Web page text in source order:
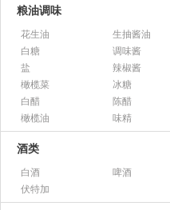
粮油调味
花生油
生抽酱油
白糖
调味酱
盐
辣椒酱
橄榄菜
冰糖
白醋
陈醋
橄榄油
味精
酒类
白酒
啤酒
伏特加